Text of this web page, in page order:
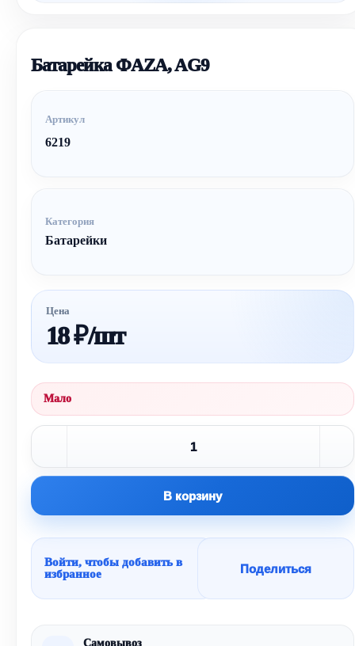
Батарейка ФAZA, AG9
Артикул
6219
Категория
Батарейки
Цена
18 ₽/шт
Мало
В корзину
Войти, чтобы добавить в
избранное
Поделиться
Самовывоз